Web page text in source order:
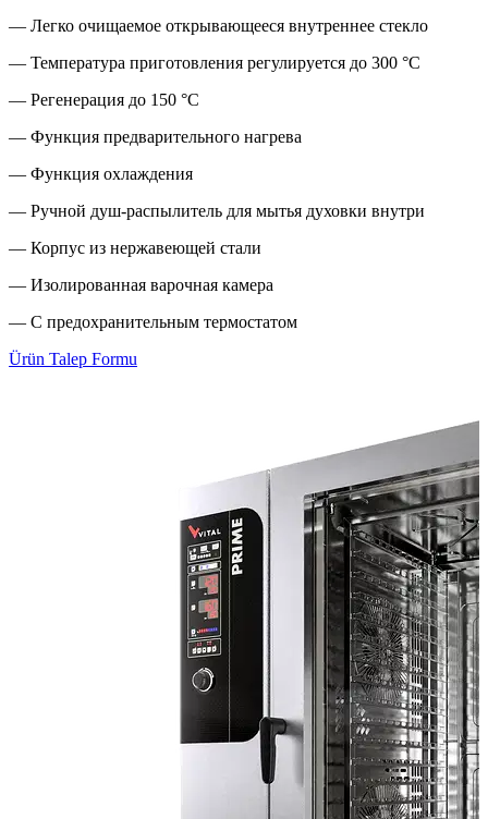
— Легко очищаемое открывающееся внутреннее стекло
— Температура приготовления регулируется до 300 °C
— Регенерация до 150 °C
— Функция предварительного нагрева
— Функция охлаждения
— Ручной душ-распылитель для мытья духовки внутри
— Корпус из нержавеющей стали
— Изолированная варочная камера
— С предохранительным термостатом
Ürün Talep Formu